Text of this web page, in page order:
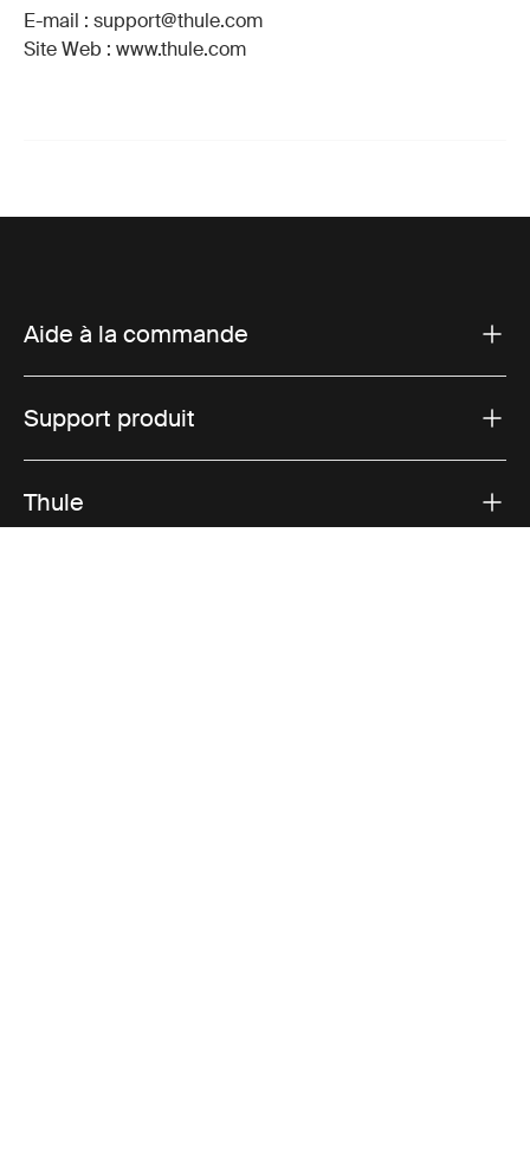
E-mail : support@thule.com
Site Web : www.thule.com
Aide à la commande
Support produit
Thule